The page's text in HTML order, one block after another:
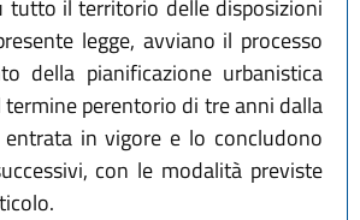
tutto il territorio delle disposizioni
legge, avviano il processo
della pianificazione urbanistica
perentorio di tre anni dalla
in vigore e lo concludono
con le modalità previste